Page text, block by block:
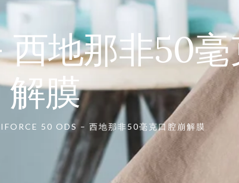
地那非50
解膜
50 ODS – 西地那非50毫克口腔崩解膜